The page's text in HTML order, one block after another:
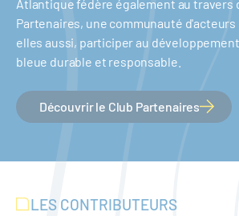
Atlantique fédère également au travers
Partenaires, une communauté
elles aussi, participer au
bleue durable et responsable.
Découvrir le Club Partenaires
LES CONTRIBUTEURS